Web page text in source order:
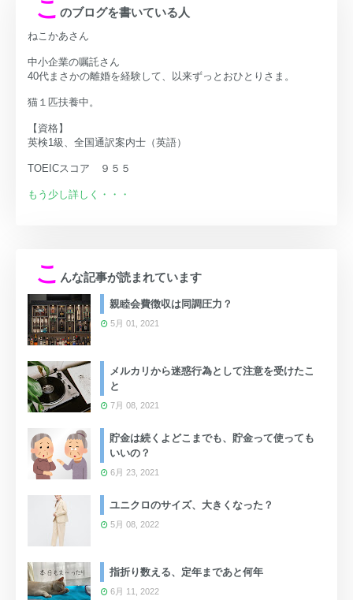
こ のブログを書いている人
ねこかあさん
中小企業の嘱託さん
40代まさかの離婚を経験して、以来ずっとおひとりさま。
猫１匹扶養中。
【資格】
英検1級、全国通訳案内士（英語）
TOEICスコア ９５５
もう少し詳しく・・・
こ んな記事が読まれています
親睦会費徴収は同調圧力？
5月 01, 2021
メルカリから迷惑行為として注意を受けたこ
と
7月 08, 2021
貯金は続くよどこまでも、貯金って使っても
いいの？
6月 23, 2021
ユニクロのサイズ、大きくなった？
5月 08, 2022
指折り数える、定年まであと何年
6月 11, 2022